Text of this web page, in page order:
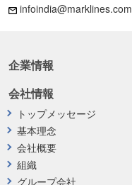
infoindia@marklines.com
企業情報
会社情報
トップメッセージ
基本理念
会社概要
組織
グループ会社